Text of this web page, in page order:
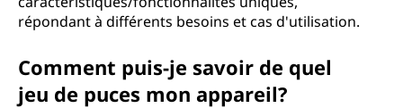
répondant à différents besoins et cas d'utilisation.
Comment puis-je savoir de quel
jeu de puces mon appareil?